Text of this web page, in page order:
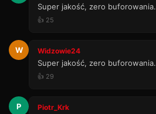
Super jakość, zero buforowania.
👍 25
W Widzowie24
Super jakość, zero buforowania.
👍 29
P Piotr_Krk